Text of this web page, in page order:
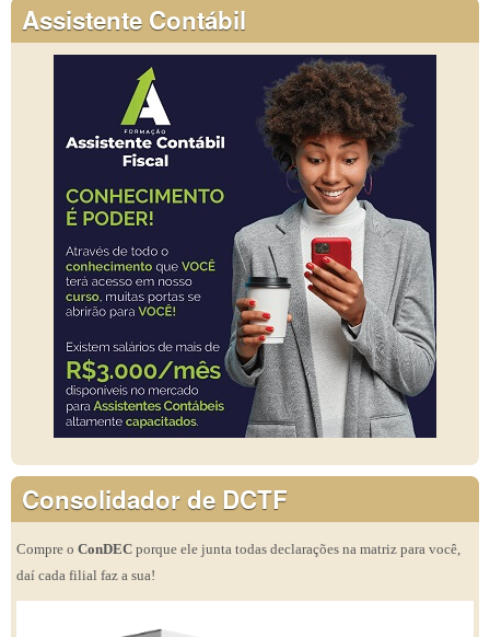
Assistente Contábil
Consolidador de DCTF
Compre o ConDEC porque ele junta todas declarações na matriz para você,
daí cada filial faz a sua!